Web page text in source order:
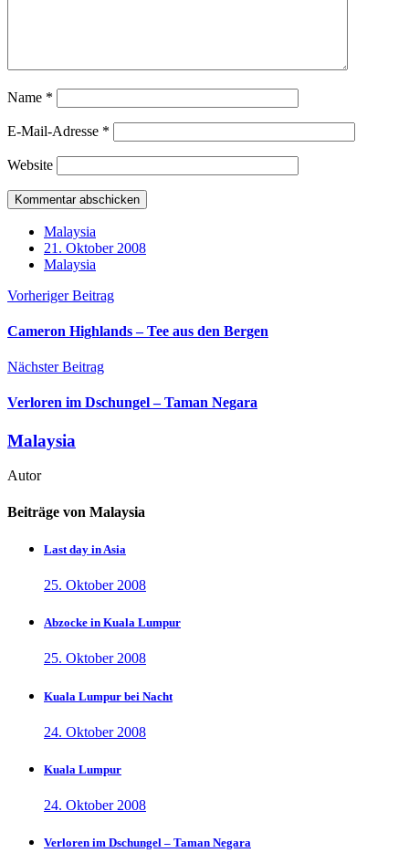
Name *
E-Mail-Adresse *
Website
Malaysia
21. Oktober 2008
Malaysia
Vorheriger Beitrag
Cameron Highlands – Tee aus den Bergen
Nächster Beitrag
Verloren im Dschungel – Taman Negara
Malaysia
Autor
Beiträge von Malaysia
Last day in Asia
25. Oktober 2008
Abzocke in Kuala Lumpur
25. Oktober 2008
Kuala Lumpur bei Nacht
24. Oktober 2008
Kuala Lumpur
24. Oktober 2008
Verloren im Dschungel – Taman Negara